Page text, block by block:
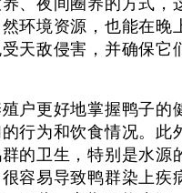
、夜间圈养的方式，
环境资源，也能在晚
天敌侵害，并确保它
户更好地掌握鸭子的
行为和饮食情况。此
的卫生，特别是水源
容易导致鸭群染上疾